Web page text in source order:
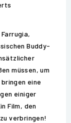
Buddy-
müssen, um
eine
einiger
Film, den
verbringen!